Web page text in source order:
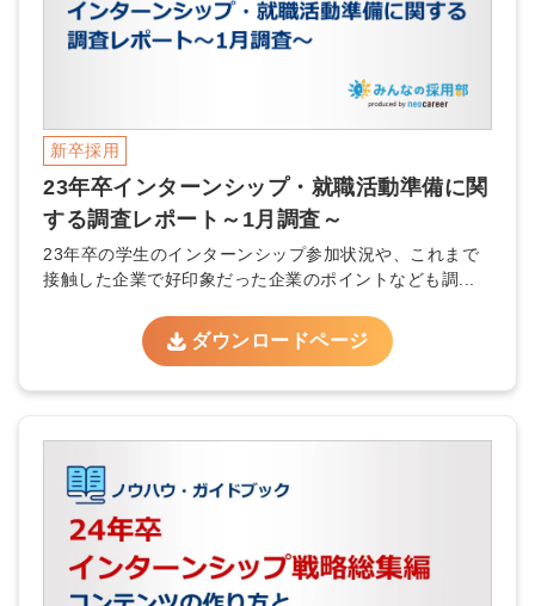
新卒採用
23年卒インターンシップ・就職活動準備に関
する調査レポート～1月調査～
23年卒の学生のインターンシップ参加状況や、これまで
接触した企業で好印象だった企業のポイントなども調...
ダウンロードページ
忘れですか？
でログイン
取り組みなどを取材したインタ
ビュー記事が読める
採用に役立つ記事・資料が届く
メールアドレス
利用規約 と 個人情報の取り扱い
同意のうえ
登録する